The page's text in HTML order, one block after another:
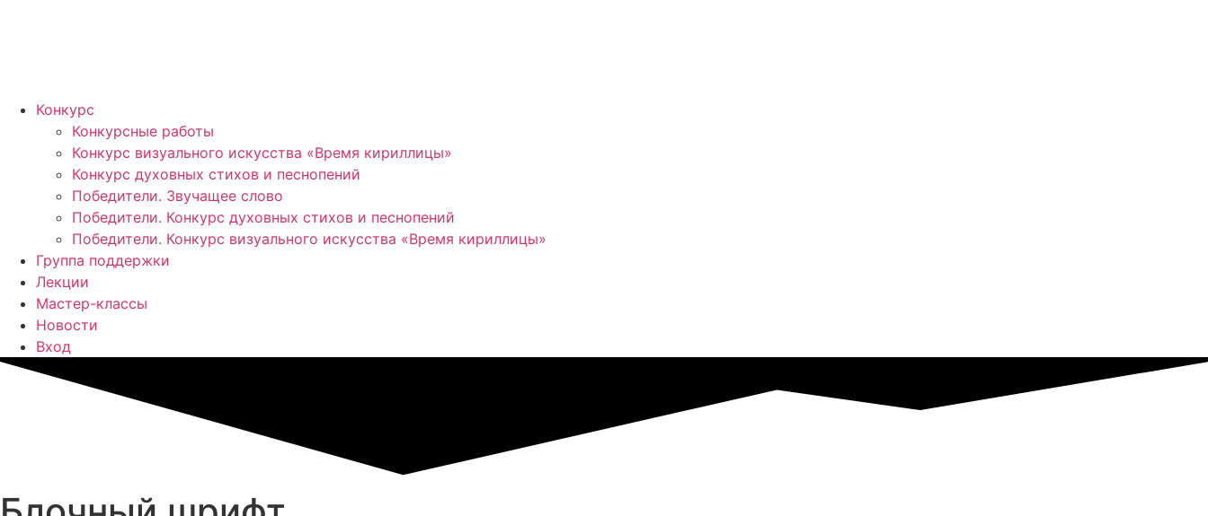
Конкурс
Конкурсные работы
Конкурс визуального искусства «Время кириллицы»
Конкурс духовных стихов и песнопений
Победители. Звучащее слово
Победители. Конкурс духовных стихов и песнопений
Победители. Конкурс визуального искусства «Время кириллицы»
Группа поддержки
Лекции
Мастер-классы
Новости
Вход